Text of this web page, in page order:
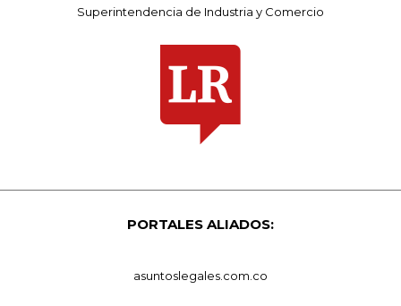
Superintendencia de Industria y Comercio
PORTALES ALIADOS:
asuntoslegales.com.co